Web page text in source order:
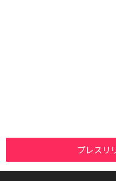
プレスリ